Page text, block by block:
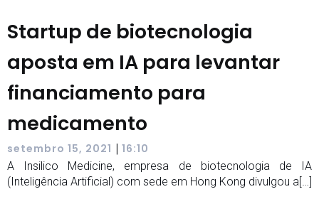
Startup de biotecnologia
aposta em IA para levantar
financiamento para
medicamento
setembro 15, 2021 | 16:10
A Insilico Medicine, empresa de biotecnologia de IA
(Inteligência Artificial) com sede em Hong Kong divulgou a[…]